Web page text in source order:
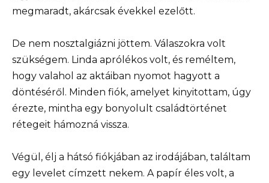
megmaradt, akárcsak évekkel ezelőtt.
De nem nosztalgiázni jöttem. Válaszokra volt
szükségem. Linda aprólékos volt, és reméltem,
hogy valahol az aktáiban nyomot hagyott a
döntéséről. Minden fiók, amelyet kinyitottam, úgy
érezte, mintha egy bonyolult családtörténet
rétegeit hámozná vissza.
Végül, élj a hátsó fiókjában az irodájában, találtam
egy levelet címzett nekem. A papír éles volt, a